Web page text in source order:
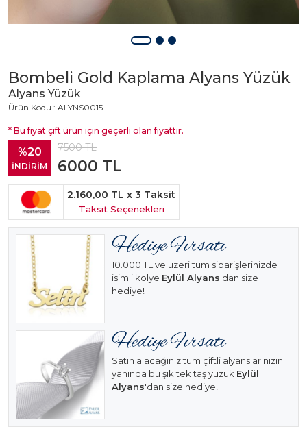
Bombeli Gold Kaplama Alyans Yüzük
Alyans Yüzük
Ürün Kodu : ALYNS0015
* Bu fiyat çift ürün için geçerli olan fiyattır.
%20
İNDİRİM
7500TL
6000 TL
2.160,00 TL x 3 Taksit
Taksit Seçenekleri
10.000 TL ve üzeri tüm siparişlerinizde
isimli kolye Eylül Alyans'dan size
hediye!
Satın alacağınız tüm çiftli alyanslarınızın
yanında bu şık tek taş yüzük Eylül
Alyans'dan size hediye!